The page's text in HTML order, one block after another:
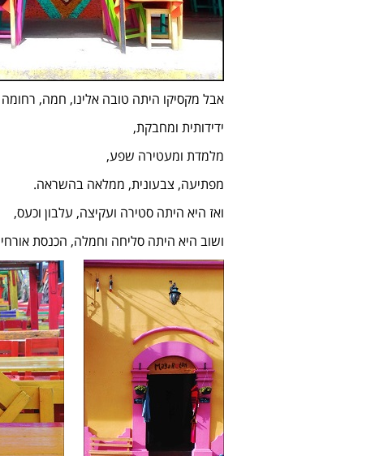
אבל מקסיקו היתה טובה אלינו, חמה, רחומה
ידידותית ומחבקת,
מלמדת ומעטירה שפע,
מפתיעה, צבעונית, ממלאה בהשראה.
ואז היא היתה סטירה ועקיצה, עלבון וכעס,
ושוב היא היתה סליחה וחמלה, הכנסת